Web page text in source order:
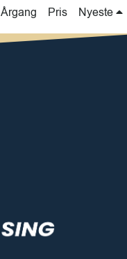
Årgang
Pris Nyeste